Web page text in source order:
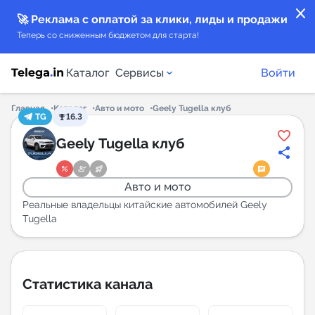
close
🚀 Реклама с оплатой за клики, лиды и продажи
Теперь со сниженным бюджетом для старта!
Каталог Сервисы
Каталог каналов
Каталог ботов
Горящие предложения
Индекс читаемости каналов в Telegram
Аналитика MAX каналов
Войти
Главная Каталог Авто и мото
Geely Tugella клуб
TG
16.3
Geely Tugella клуб
Авто и мото
Реальные владельцы китайские автомобилей Geely
Tugella
Статистика канала